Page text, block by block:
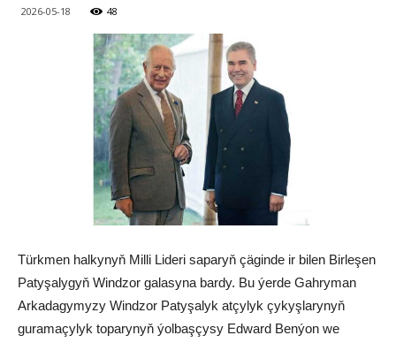
2026-05-18 48
Türkmen halkynyň Milli Lideri saparyň çäginde ir bilen Birleşen
Patyşalygyň Windzor galasyna bardy. Bu ýerde Gahryman
Arkadagymyzy Windzor Patyşalyk atçylyk çykyşlarynyň
guramaçylyk toparynyň ýolbaşçysy Edward Benýon we